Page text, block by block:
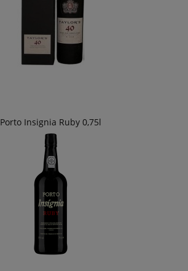
Porto Insignia Ruby 0,75l